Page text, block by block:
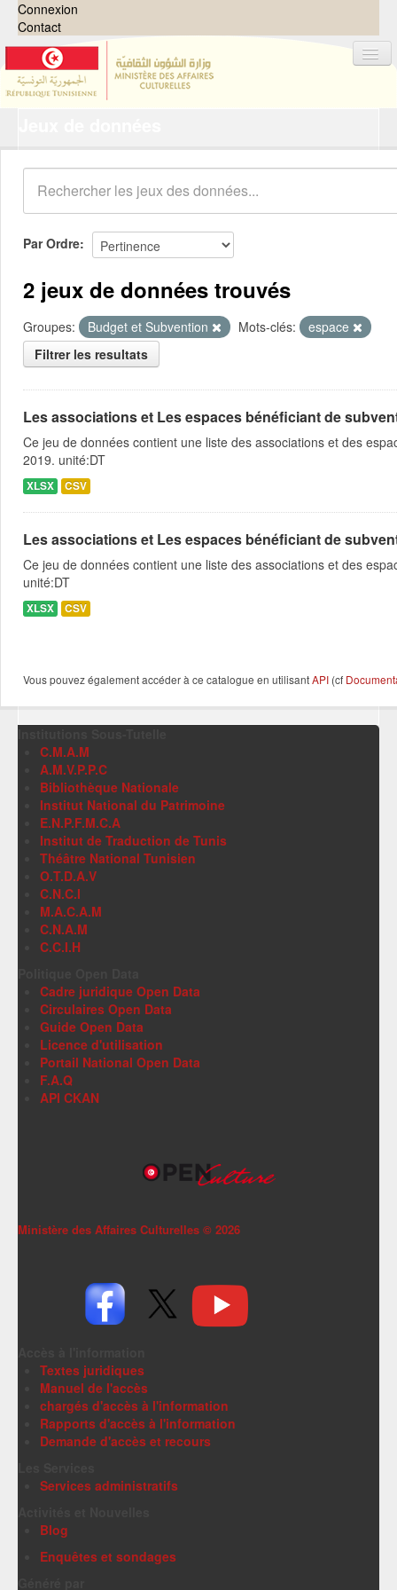
Connexion
Contact
Organisations
Groupes
Demandes 0
À propos
Par Ordre
2 jeux de données trouvés
Groupes: Budget et Subvention Mots-clés:
espace
Filtrer les resultats
Les associations et Les espaces bénéficiant de
Ce jeu de données contient une liste des associations et des
2019. unité:DT
XLSX CSV
Les associations et Les espaces bénéficiant de
Ce jeu de données contient une liste des associations et des
unité:DT
XLSX CSV
Vous pouvez également accéder à ce catalogue en utilisantAPI (cf
C.M.A.M
A.M.V.P.P.C
Bibliothèque Nationale
Institut National du Patrimoine
E.N.P.F.M.C.A
Institut de Traduction de Tunis
Théâtre National Tunisien
O.T.D.A.V
C.N.C.I
M.A.C.A.M
C.N.A.M
C.C.I.H
Cadre juridique Open Data
Circulaires Open Data
Guide Open Data
Licence d'utilisation
Portail National Open Data
F.A.Q
API CKAN
Ministère des Affaires Culturelles © 2026
Textes juridiques
Manuel de l'accès
chargés d'accès à l'information
Rapports d'accès à l'information
Demande d'accès et recours
Services administratifs
Blog
Enquêtes et sondages